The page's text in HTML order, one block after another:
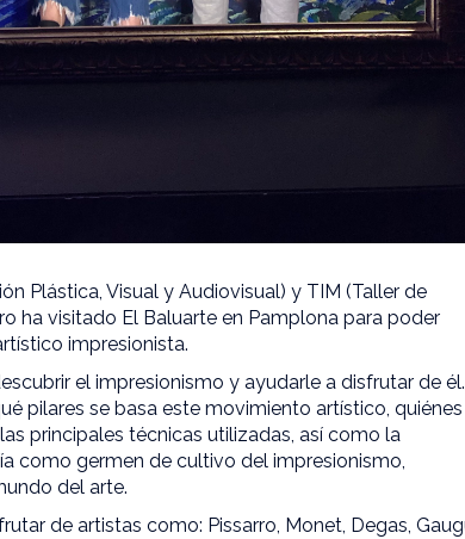
Plástica, Visual y Audiovisual) y TIM (Taller de
ha visitado El Baluarte en Pamplona para poder
impresionista.
el impresionismo y ayudarle a disfrutar de
pilares se basa este movimiento artístico, quiénes
principales técnicas utilizadas, así como la
como germen de cultivo del impresionismo,
del arte.
de artistas como: Pissarro, Monet, Degas,